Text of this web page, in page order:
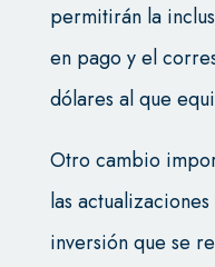
permitirán la
en pago y el
dólares al que
Otro cambio
las
inversión que se